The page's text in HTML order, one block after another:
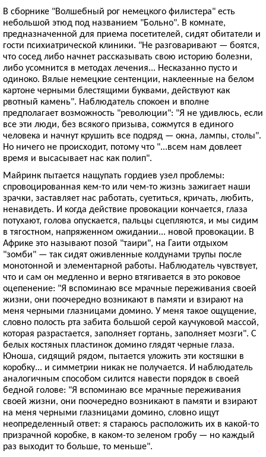
В сборнике "Волшебный рог немецкого филистера" есть
небольшой этюд под названием "Больно". В комнате,
предназначенной для приема посетителей, сидят обитатели и
гости психиатрической клиники. "Не разговаривают — боятся,
что сосед либо начнет рассказывать свою историю болезни,
либо усомнится в методах лечения... Несказанно пусто и
одиноко. Вялые немецкие сентенции, наклеенные на белом
картоне черными блестящими буквами, действуют как
рвотный камень". Наблюдатель спокоен и вполне
предполагает возможность "революции": "Я не удивлюсь, если
все эти люди, без всякого призыва, сожмутся в единого
человека и начнут крушить все подряд — окна, лампы, столы".
Но ничего не происходит, потому что "...всем нам довлеет
время и высасывает нас как полип".
Майринк пытается нащупать гордиев узел проблемы:
спровоцированная кем-то или чем-то жизнь зажигает наши
зрачки, заставляет нас работать, суетиться, кричать, любить,
ненавидеть. И когда действие провокации кончается, глаза
потухают, голова опускается, пальцы сцепляются, и мы сидим
в тягостном, напряженном ожидании... новой провокации. В
Африке это называют позой "таири", на Гаити отдыхом
"зомби" — так сидят оживленные колдунами трупы после
монотонной и элементарной работы. Наблюдатель чувствует,
что и сам он медленно и верно втягивается в это роковое
оцепенение: "Я вспоминаю все мрачные переживания своей
жизни, они поочередно возникают в памяти и взирают на
меня черными глазницами домино. У меня такое ощущение,
словно полость рта забита большой серой каучуковой массой,
которая разрастается, заполняет гортань, заполняет мозги". С
белых костяных пластинок домино глядят черные глаза.
Юноша, сидящий рядом, пытается уложить эти костяшки в
коробку... и симметрии никак не получается. И наблюдатель
аналогичным способом силится навести порядок в своей
бедной голове: "Я вспоминаю все мрачные переживания
своей жизни, они поочередно возникают в памяти и взирают
на меня черными глазницами домино, словно ищут
неопределенный ответ: я стараюсь расположить их в какой-то
призрачной коробке, в каком-то зеленом гробу — но каждый
раз выходит то больше, то меньше".